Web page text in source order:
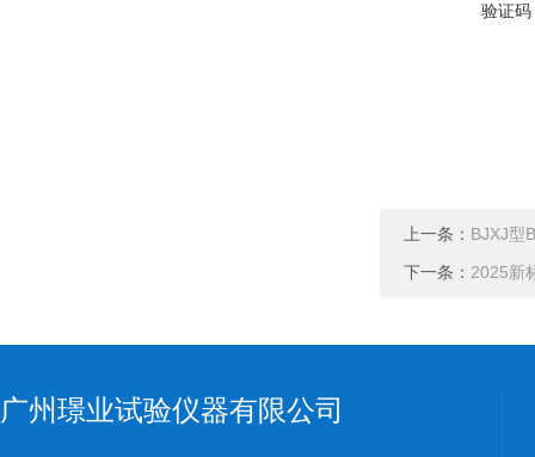
验证码
上一条： BJXJ型
下一条： 2025新
广州璟业试验仪器有限公司